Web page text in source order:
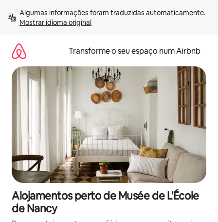
para
Mostrar idioma original
Transforme o seu espaço num Airbnb
Alojamentos perto de Musée de L'École
de Nancy